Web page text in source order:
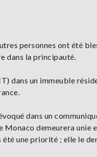
personnes ont été
dans la principauté.
dans un immeuble
dans un
demeurera unie
une priorité ; elle le